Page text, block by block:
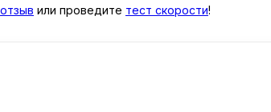
отзыв или проведите тест скорости!